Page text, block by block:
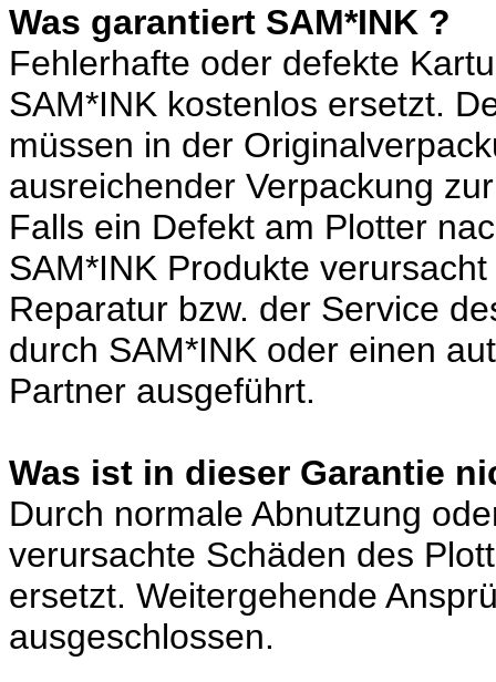
Was garantiert SAM*INK ?
Fehlerhafte oder defekte
SAM*INK kostenlos ersetzt.
müssen in der
ausreichender Verpackung
Falls ein Defekt am Plotter
SAM*INK Produkte
Reparatur bzw. der Service
durch SAM*INK oder einen
Partner ausgeführt.
Was ist in dieser Garantie
Durch normale Abnutzung
verursachte Schäden des
ersetzt. Weitergehende
ausgeschlossen.